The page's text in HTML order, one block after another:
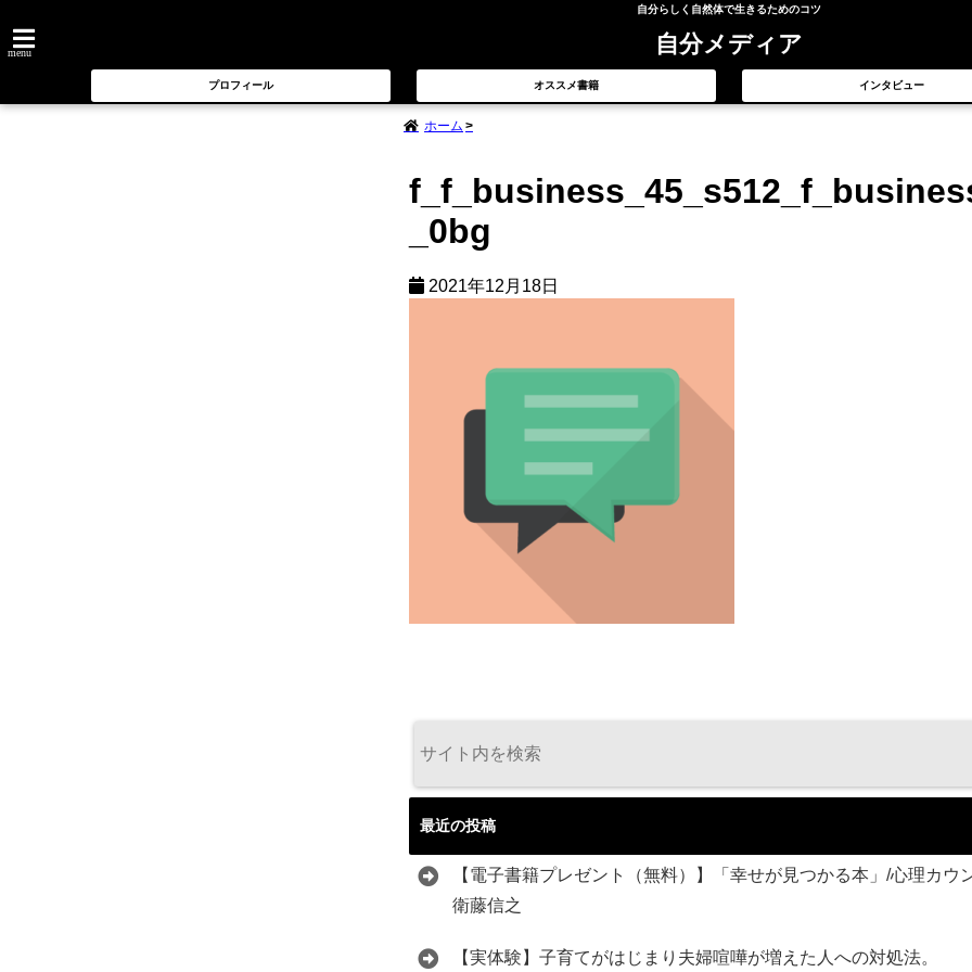
自分らしく自然体で生きるためのコツ
menu 自分メディア
プロフィール オススメ書籍 インタビュー
ホーム
_0bg
2021年12月18日
最近の投稿
【電子書籍プレゼント（無料）】「幸せが見つかる本」/心理カウ
衛藤信之
【実体験】子育てがはじまり夫婦喧嘩が増えた人への対処法。